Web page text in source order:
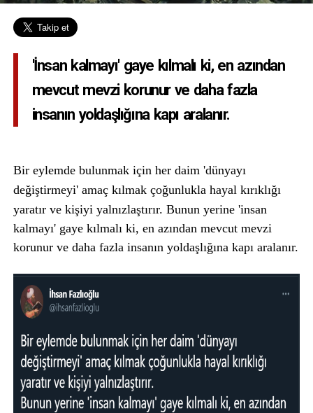
'İnsan kalmayı' gaye kılmalı ki, en azından
mevcut mevzi korunur ve daha fazla
insanın yoldaşlığına kapı aralanır.
Bir eylemde bulunmak için her daim 'dünyayı
değiştirmeyi' amaç kılmak çoğunlukla hayal kırıklığı
yaratır ve kişiyi yalnızlaştırır. Bunun yerine 'insan
kalmayı' gaye kılmalı ki, en azından mevcut mevzi
korunur ve daha fazla insanın yoldaşlığına kapı aralanır.